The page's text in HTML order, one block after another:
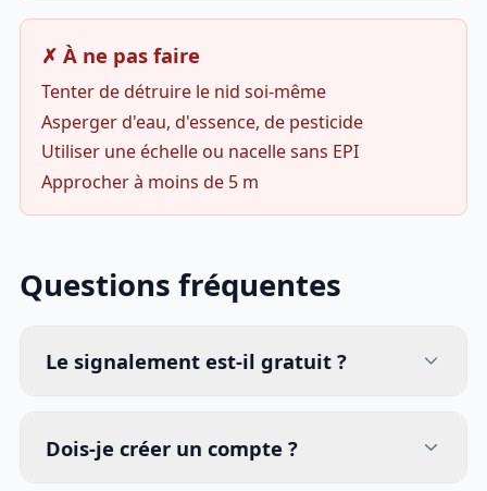
✗ À ne pas faire
Tenter de détruire le nid soi-même
Asperger d'eau, d'essence, de pesticide
Utiliser une échelle ou nacelle sans EPI
Approcher à moins de 5 m
Questions fréquentes
Le signalement est-il gratuit ?
Dois-je créer un compte ?